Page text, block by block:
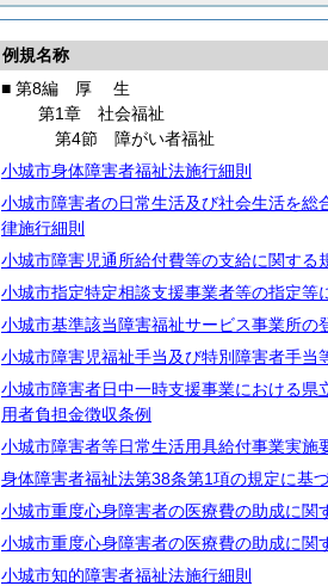
例規名称
■ 第8編 厚 生
第1章 社会福祉
第4節 障がい者福祉
小城市身体障害者福祉法施行細則
小城市障害者の日常生活及び社会生活を総
律施行細則
小城市障害児通所給付費等の支給に関する
小城市指定特定相談支援事業者等の指定等
小城市基準該当障害福祉サービス事業所の
小城市障害児福祉手当及び特別障害者手当
小城市障害者日中一時支援事業における県
用者負担金徴収条例
小城市障害者等日常生活用具給付事業実施
身体障害者福祉法第38条第1項の規定に基
小城市重度心身障害者の医療費の助成に関
小城市重度心身障害者の医療費の助成に関
小城市知的障害者福祉法施行細則